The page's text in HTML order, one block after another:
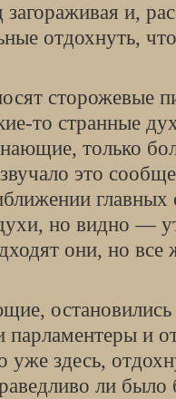
загораживая и,
отдохнуть,
сторожевые
то странные
только
это
но видно —
они, но все
и
здесь,
ли было